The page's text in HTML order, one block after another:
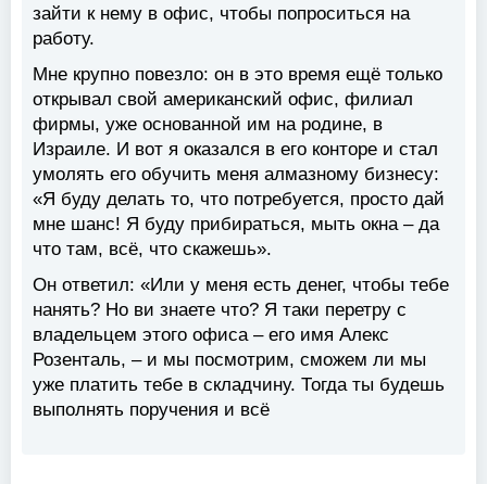
зайти к нему в офис, чтобы попроситься на
работу.
Мне крупно повезло: он в это время ещё только
открывал свой американский офис, филиал
фирмы, уже основанной им на родине, в
Израиле. И вот я оказался в его конторе и стал
умолять его обучить меня алмазному бизнесу:
«Я буду делать то, что потребуется, просто дай
мне шанс! Я буду прибираться, мыть окна – да
что там, всё, что скажешь».
Он ответил: «Или у меня есть денег, чтобы тебе
нанять? Но ви знаете что? Я таки перетру с
владельцем этого офиса – его имя Алекс
Розенталь, – и мы посмотрим, сможем ли мы
уже платить тебе в складчину. Тогда ты будешь
выполнять поручения и всё